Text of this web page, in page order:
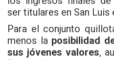
ser titulares en San Luis
Para el conjunto
menos la posibilidad
sus jóvenes valores,